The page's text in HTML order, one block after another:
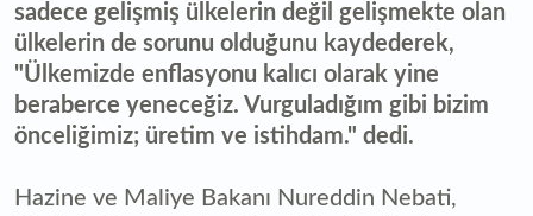
sadece gelişmiş ülkelerin değil gelişmekte olan
ülkelerin de sorunu olduğunu kaydederek,
"Ülkemizde enflasyonu kalıcı olarak yine
beraberce yeneceğiz. Vurguladığım gibi bizim
önceliğimiz; üretim ve istihdam." dedi.
Hazine ve Maliye Bakanı Nureddin Nebati,